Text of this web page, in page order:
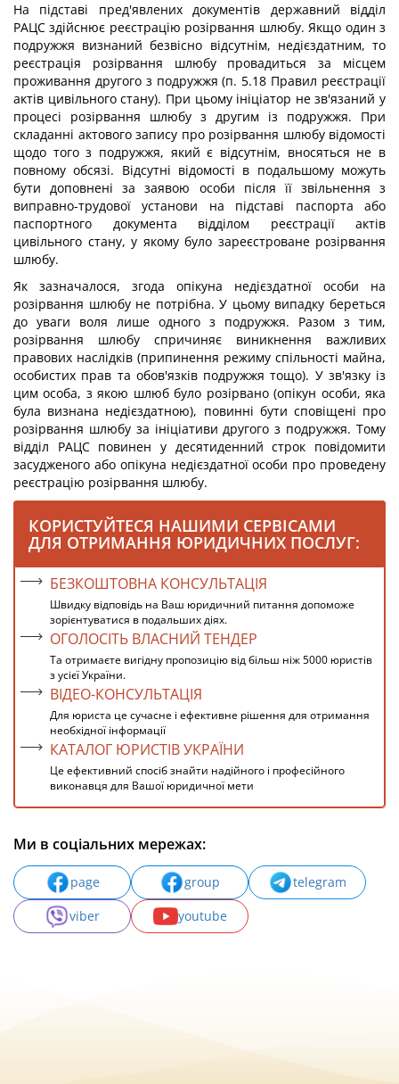
На підставі пред'явлених документів державний відділ
РАЦС здійснює реєстрацію розірвання шлюбу. Якщо один з
подружжя визнаний безвісно відсутнім, недієздатним, то
реєстрація розірвання шлюбу провадиться за місцем
проживання другого з подружжя (п. 5.18 Правил реєстрації
актів цивільного стану). При цьому ініціатор не зв'язаний у
процесі розірвання шлюбу з другим із подружжя. При
складанні актового запису про розірвання шлюбу відомості
щодо того з подружжя, який є відсутнім, вносяться не в
повному обсязі. Відсутні відомості в подальшому можуть
бути доповнені за заявою особи після її звільнення з
виправно-трудової установи на підставі паспорта або
паспортного документа відділом реєстрації актів
цивільного стану, у якому було зареєстроване розірвання
шлюбу.
Як зазначалося, згода опікуна недієздатної особи на
розірвання шлюбу не потрібна. У цьому випадку береться
до уваги воля лише одного з подружжя. Разом з тим,
розірвання шлюбу спричиняє виникнення важливих
правових наслідків (припинення режиму спільності майна,
особистих прав та обов'язків подружжя тощо). У зв'язку із
цим особа, з якою шлюб було розірвано (опікун особи, яка
була визнана недієздатною), повинні бути сповіщені про
розірвання шлюбу за ініціативи другого з подружжя. Тому
відділ РАЦС повинен у десятиденний строк повідомити
засудженого або опікуна недієздатної особи про проведену
реєстрацію розірвання шлюбу.
КОРИСТУЙТЕСЯ НАШИМИ СЕРВІСАМИ
ДЛЯ ОТРИМАННЯ ЮРИДИЧНИХ ПОСЛУГ:
БЕЗКОШТОВНА КОНСУЛЬТАЦІЯ
Швидку відповідь на Ваш юридичний питання допоможе
зорієнтуватися в подальших діях.
ОГОЛОСІТЬ ВЛАСНИЙ ТЕНДЕР
Та отримаєте вигідну пропозицію від більш ніж 5000 юристів
з усієї України.
ВІДЕО-КОНСУЛЬТАЦІЯ
Для юриста це сучасне і ефективне рішення для отримання
необхідної інформації
КАТАЛОГ ЮРИСТІВ УКРАЇНИ
Це ефективний спосіб знайти надійного і професійного
виконавця для Вашої юридичної мети
Ми в соціальних мережах:
page group
telegram
viber
youtube